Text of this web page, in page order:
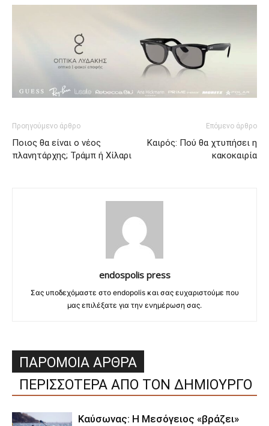
Προηγούμενο άρθρο
Ποιος θα είναι ο νέος
πλανητάρχης; Τράμπ ή Χίλαρι
Επόμενο άρθρο
Καιρός: Πού θα χτυπήσει η
κακοκαιρία
endospolis press
Σας υποδεχόμαστε στο endopolis και σας ευχαριστούμε που
μας επιλέξατε για την ενημέρωση σας.
ΠΑΡΟΜΟΙΑ ΑΡΘΡΑ
ΠΕΡΙΣΣΟΤΕΡΑ ΑΠΟ ΤΟΝ ΔΗΜΙΟΥΡΓΟ
Καύσωνας: Η Μεσόγειος «βράζει»